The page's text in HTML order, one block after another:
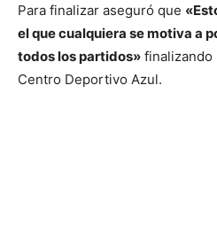
Para finalizar aseguró que
el que cualquiera se motiva a
todos los partidos» finalizando
Centro Deportivo Azul.